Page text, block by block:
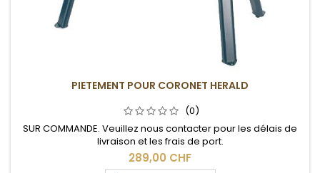
PIETEMENT POUR CORONET HERALD
(0)
SUR COMMANDE. Veuillez nous contacter pour les délais de
livraison et les frais de port.
289,00 CHF